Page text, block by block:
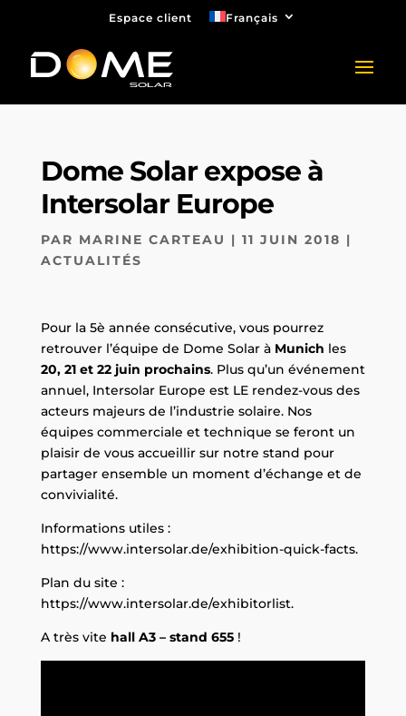
Espace client Français
Dome Solar expose à
Intersolar Europe
PAR MARINE CARTEAU | 11 JUIN 2018 |
ACTUALITÉS
Pour la 5è année consécutive, vous pourrez
retrouver l’équipe de Dome Solar à Munich les
20, 21 et 22 juin prochains. Plus qu’un événement
annuel, Intersolar Europe est LE rendez-vous des
acteurs majeurs de l’industrie solaire. Nos
équipes commerciale et technique se feront un
plaisir de vous accueillir sur notre stand pour
partager ensemble un moment d’échange et de
convivialité.
Informations utiles :
https://www.intersolar.de/exhibition-quick-facts.
Plan du site :
https://www.intersolar.de/exhibitorlist.
A très vite hall A3 – stand 655!